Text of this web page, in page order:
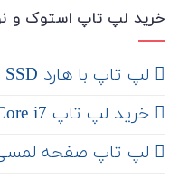
خرید لپ تاپ استوک و
لپ تاپ با هارد SSD
خرید لپ تاپ Core i7
لپ تاپ صفحه